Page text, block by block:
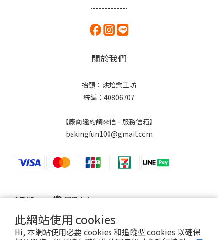
此網站使用 cookies
Hi, 本網站使用必要 cookies 和追蹤型 cookies 以確保
-------------
關於我們
抬頭：烘焙樂工坊
統編：40806707
【廠商邀約請來信 - 服務信箱】
bakingfun100@gmail.com
$TWD 繁體中文